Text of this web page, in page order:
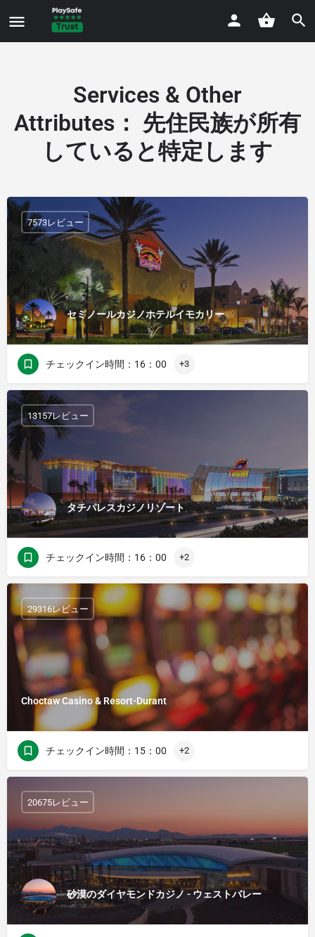
Services & Other
Attributes ： 先住民族が所有
していると特定します
セミノールカジノホテルイモカリー
7573レビュー
チェックイン時間：16：00 +3
タチパレスカジノリゾート
13157レビュー
チェックイン時間：16：00 +2
Choctaw Casino & Resort-Durant
29316レビュー
チェックイン時間：15：00 +2
砂漠のダイヤモンドカジノ - ウェストバレー
20675レビュー